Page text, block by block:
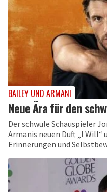
BAILEY UND ARMANI
Neue Ära für den
Der schwule Schauspieler
Armanis neuen Duft „I Will“
Erinnerungen und